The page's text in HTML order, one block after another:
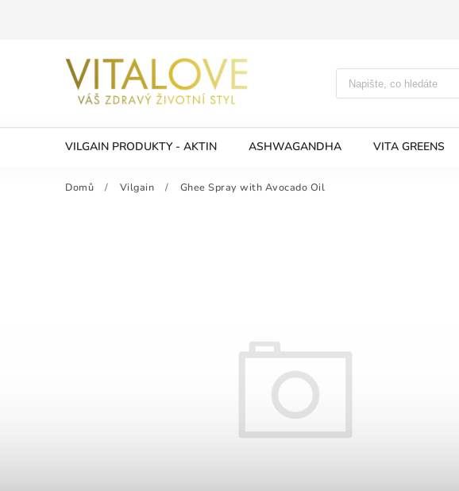
VILGAIN PRODUKTY - AKTIN ASHWAGANDHA VITA GREENS
Domů / Vilgain / Ghee Spray with Avocado Oil